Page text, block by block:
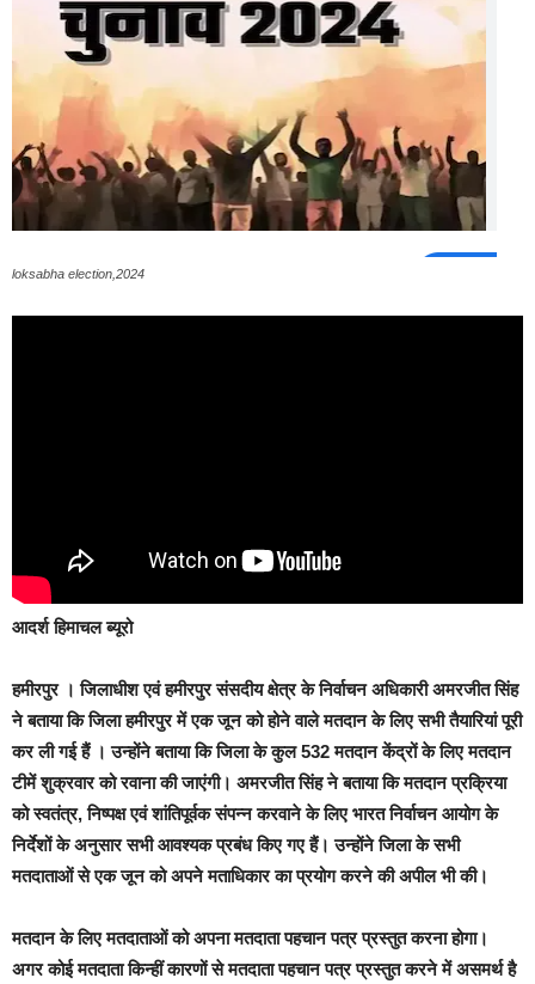
loksabha election,2024
आदर्श हिमाचल ब्यूरो
हमीरपुर । जिलाधीश एवं हमीरपुर संसदीय क्षेत्र के निर्वाचन अधिकारी अमरजीत सिंह
ने बताया कि जिला हमीरपुर में एक जून को होने वाले मतदान के लिए सभी तैयारियां पूरी
कर ली गई हैं । उन्होंने बताया कि जिला के कुल 532 मतदान केंद्रों के लिए मतदान
टीमें शुक्रवार को रवाना की जाएंगी। अमरजीत सिंह ने बताया कि मतदान प्रक्रिया
को स्वतंत्र, निष्पक्ष एवं शांतिपूर्वक संपन्न करवाने के लिए भारत निर्वाचन आयोग के
निर्देशों के अनुसार सभी आवश्यक प्रबंध किए गए हैं। उन्होंने जिला के सभी
मतदाताओं से एक जून को अपने मताधिकार का प्रयोग करने की अपील भी की।
मतदान के लिए मतदाताओं को अपना मतदाता पहचान पत्र प्रस्तुत करना होगा।
अगर कोई मतदाता किन्हीं कारणों से मतदाता पहचान पत्र प्रस्तुत करने में असमर्थ है